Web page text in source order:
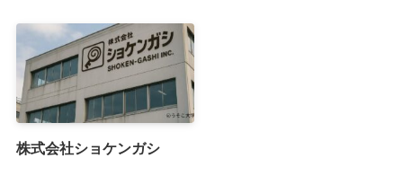
株式会社ショケンガシ